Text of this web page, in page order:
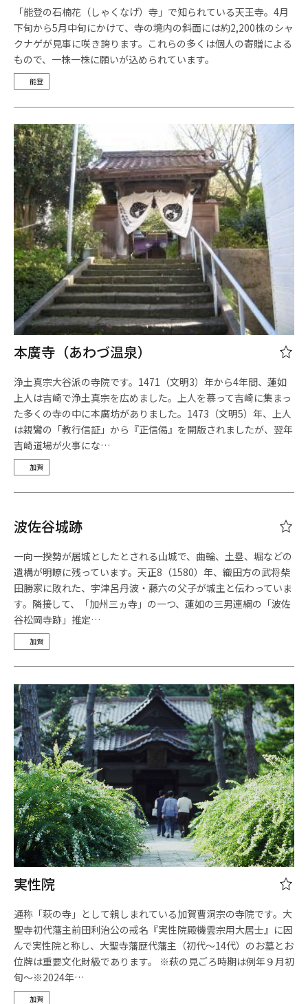
「能登の石楠花（しゃくなげ）寺」で知られている天王寺。4月
下旬から5月中旬にかけて、寺の境内の斜面には約2,200株のシャ
クナゲが見事に咲き誇ります。これらの多くは個人の寄贈による
もので、一株一株に願いが込められています。
能登
本廣寺（あわづ温泉）
浄土真宗大谷派の寺院です。1471（文明3）年から4年間、蓮如
上人は吉崎で浄土真宗を広めました。上人を慕って吉崎に集まっ
た多くの寺の中に本廣坊がありました。1473（文明5）年、上人
は親鸞の「教行信証」から『正信偈』を開版されましたが、翌年
吉崎道場が火事にな…
加賀
波佐谷城跡
一向一揆勢が居城としたとされる山城で、曲輪、土塁、堀などの
遺構が明瞭に残っています。天正8（1580）年、織田方の武将柴
田勝家に敗れた、宇津呂丹波・藤六の父子が城主と伝わっていま
す。隣接して、「加州三ヵ寺」の一つ、蓮如の三男連綱の「波佐
谷松岡寺跡」推定…
加賀
実性院
通称「萩の寺」として親しまれている加賀曹洞宗の寺院です。大
聖寺初代藩主前田利治公の戒名『実性院殿機雲宗用大居士』に因
んで実性院と称し、大聖寺藩歴代藩主（初代～14代）のお墓とお
位牌は重要文化財級であります。 ※萩の見ごろ時期は例年９月初
旬～※2024年…
加賀